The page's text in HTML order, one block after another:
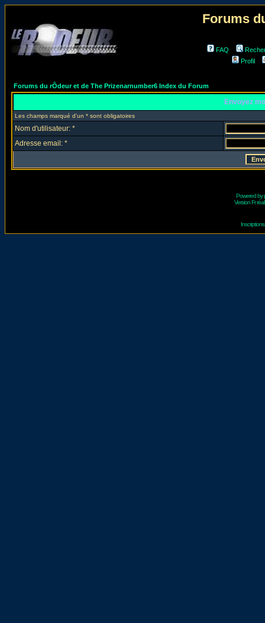
Forums
FAQ
Profil
Forums du rÔdeur et de The Prizenarnumber6 Index du Forum
Envoyez
Les champs marqué d'un * sont obligatoires
Nom d'utilisateur: *
Adresse email: *
Powered by
Version Fr